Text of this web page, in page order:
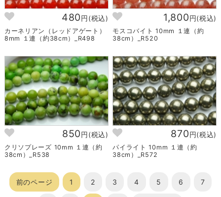
480円(税込)
カーネリアン（レッドアゲート）
8mm １連（約38cm）_R498
1,800円(税込)
モスコバイト 10mm １連（約
38cm）_R520
850円(税込)
クリソプレーズ 10mm １連（約
38cm）_R538
870円(税込)
パイライト 10mm １連（約
38cm）_R572
前のページ 1 2 3 4 5 6 7